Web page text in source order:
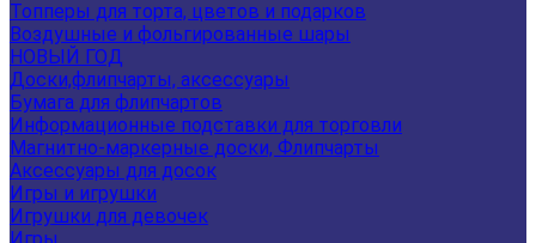
Топперы для торта, цветов и подарков
Воздушные и фольгированные шары
НОВЫЙ ГОД
Доски,флипчарты, аксессуары
Бумага для флипчартов
Информационные подставки для торговли
Магнитно-маркерные доски, Флипчарты
Аксессуары для досок
Игры и игрушки
Игрушки для девочек